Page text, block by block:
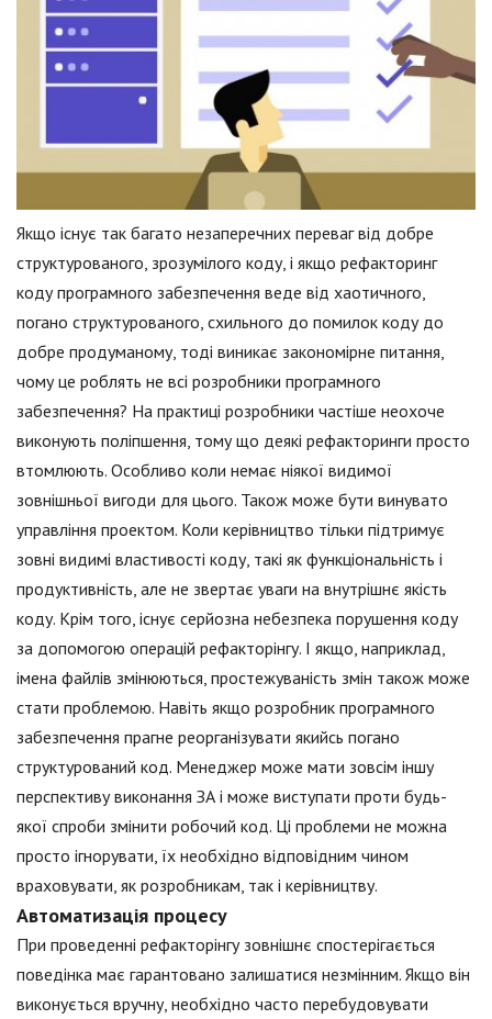
Якщо існує так багато незаперечних переваг від добре
структурованого, зрозумілого коду, і якщо рефакторинг
коду програмного забезпечення веде від хаотичного,
погано структурованого, схильного до помилок коду до
добре продуманому, тоді виникає закономірне питання,
чому це роблять не всі розробники програмного
забезпечення? На практиці розробники частіше неохоче
виконують поліпшення, тому що деякі рефакторинги просто
втомлюють. Особливо коли немає ніякої видимої
зовнішньої вигоди для цього. Також може бути винувато
управління проектом. Коли керівництво тільки підтримує
зовні видимі властивості коду, такі як функціональність і
продуктивність, але не звертає уваги на внутрішнє якість
коду. Крім того, існує серйозна небезпека порушення коду
за допомогою операцій рефакторінгу. І якщо, наприклад,
імена файлів змінюються, простежуваність змін також може
стати проблемою. Навіть якщо розробник програмного
забезпечення прагне реорганізувати якийсь погано
структурований код. Менеджер може мати зовсім іншу
перспективу виконання ЗА і може виступати проти будь-
якої спроби змінити робочий код. Ці проблеми не можна
просто ігнорувати, їх необхідно відповідним чином
враховувати, як розробникам, так і керівництву.
Автоматизація процесу
При проведенні рефакторінгу зовнішнє спостерігається
поведінка має гарантовано залишатися незмінним. Якщо він
виконується вручну, необхідно часто перебудовувати